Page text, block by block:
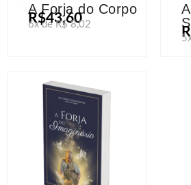
A Forja do Corpo
R$43,60
6x de R$ 8,02